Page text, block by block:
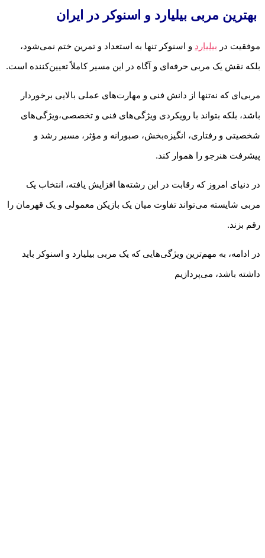
بهترین مربی بیلیارد و اسنوکر در ایران
موفقیت در بیلیارد و اسنوکر تنها به استعداد و تمرین ختم نمی‌شود،
بلکه نقش یک مربی حرفه‌ای و آگاه در این مسیر کاملاً تعیین‌کننده است.
مربی‌ای که نه‌تنها از دانش فنی و مهارت‌های عملی بالایی برخوردار
باشد، بلکه بتواند با رویکردی ویژگی‌های فنی و تخصصی،ویژگی‌های
شخصیتی و رفتاری، انگیزه‌بخش، صبورانه و مؤثر، مسیر رشد و
پیشرفت هنرجو را هموار کند.
در دنیای امروز که رقابت در این رشته‌ها افزایش یافته، انتخاب یک
مربی شایسته می‌تواند تفاوت میان یک بازیکن معمولی و یک قهرمان را
رقم بزند.
در ادامه، به مهم‌ترین ویژگی‌هایی که یک مربی بیلیارد و اسنوکر باید
داشته باشد، می‌پردازیم